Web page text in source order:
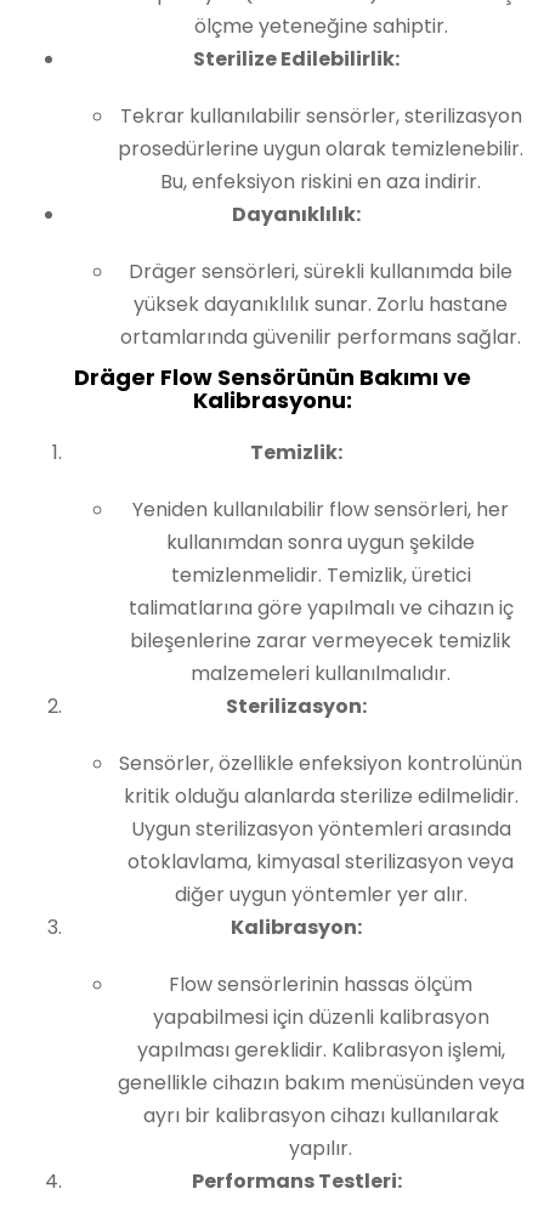
ölçme yeteneğine sahiptir.
Sterilize Edilebilirlik:
Tekrar kullanılabilir sensörler, sterilizasyon
prosedürlerine uygun olarak temizlenebilir.
Bu, enfeksiyon riskini en aza indirir.
Dayanıklılık:
Dräger sensörleri, sürekli kullanımda bile
yüksek dayanıklılık sunar. Zorlu hastane
ortamlarında güvenilir performans sağlar.
Dräger Flow Sensörünün Bakımı ve
Kalibrasyonu:
Temizlik:
Yeniden kullanılabilir flow sensörleri, her
kullanımdan sonra uygun şekilde
temizlenmelidir. Temizlik, üretici
talimatlarına göre yapılmalı ve cihazın iç
bileşenlerine zarar vermeyecek temizlik
malzemeleri kullanılmalıdır.
Sterilizasyon:
Sensörler, özellikle enfeksiyon kontrolünün
kritik olduğu alanlarda sterilize edilmelidir.
Uygun sterilizasyon yöntemleri arasında
otoklavlama, kimyasal sterilizasyon veya
diğer uygun yöntemler yer alır.
Kalibrasyon:
Flow sensörlerinin hassas ölçüm
yapabilmesi için düzenli kalibrasyon
yapılması gereklidir. Kalibrasyon işlemi,
genellikle cihazın bakım menüsünden veya
ayrı bir kalibrasyon cihazı kullanılarak
yapılır.
Performans Testleri: